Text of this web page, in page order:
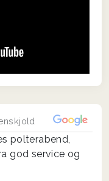
polterabend,
god service og